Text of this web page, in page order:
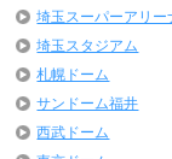
埼玉スーパーアリー
埼玉スタジアム
札幌ドーム
サンドーム福井
西武ドーム